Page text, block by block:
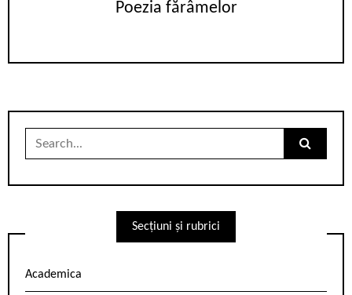
Poezia fărâmelor
Search
Secțiuni și rubrici
Academica